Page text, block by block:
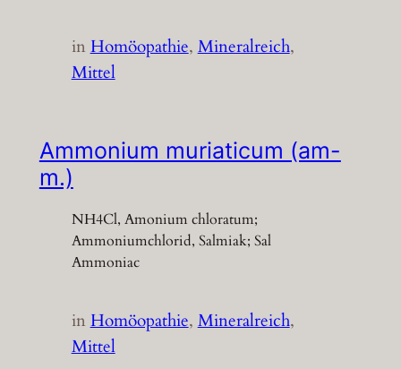
inHomöopathie, Mineralreich
Mittel
Ammonium muriaticum (am-
m.)
NH4Cl, Amonium chloratum;
Ammoniumchlorid, Salmiak; Sal
Ammoniac
inHomöopathie, Mineralreich
Mittel